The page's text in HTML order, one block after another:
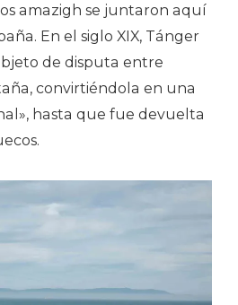
amazigh se juntaron aquí
En el siglo XIX, Tánger
de disputa entre
convirtiéndola en una
hasta que fue devuelta